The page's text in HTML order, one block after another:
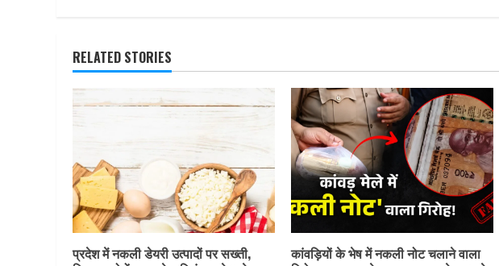
RELATED STORIES
प्रदेश में नकली डेयरी उत्पादों पर सख्ती,
कांवड़ियों के भेष में नकली नोट चलाने वाला